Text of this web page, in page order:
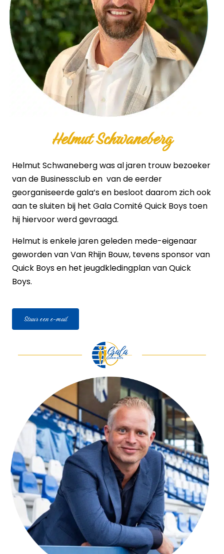
Helmut Schwaneberg
Helmut Schwaneberg was al jaren trouw bezoeker
van de Businessclub en van de eerder
georganiseerde gala’s en besloot daarom zich ook
aan te sluiten bij het Gala Comité Quick Boys toen
hij hiervoor werd gevraagd.
Helmut is enkele jaren geleden mede-eigenaar
geworden van Van Rhijn Bouw, tevens sponsor van
Quick Boys en het jeugdkledingplan van Quick
Boys.
Stuur een e-mail